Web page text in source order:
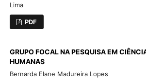
Lima
PDF
GRUPO FOCAL NA PESQUISA EM
HUMANAS
Bernarda Elane Madureira Lopes